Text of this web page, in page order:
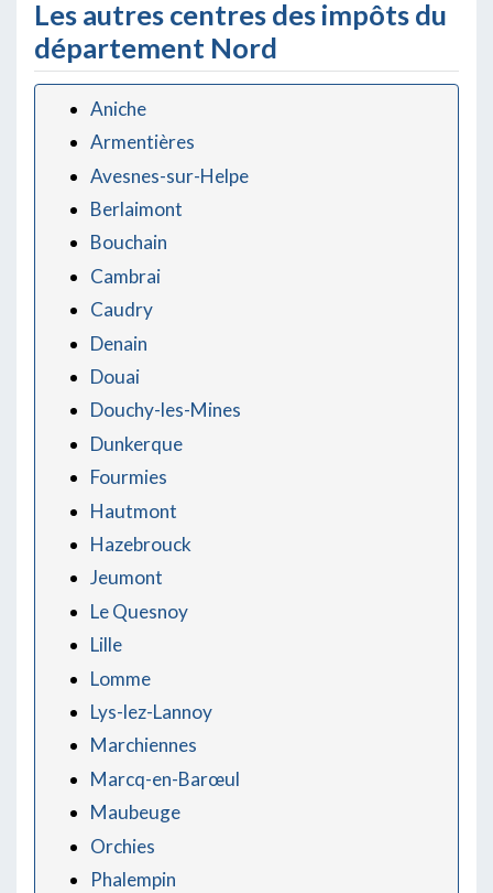
Les autres centres des impôts du
département Nord
Aniche
Armentières
Avesnes-sur-Helpe
Berlaimont
Bouchain
Cambrai
Caudry
Denain
Douai
Douchy-les-Mines
Dunkerque
Fourmies
Hautmont
Hazebrouck
Jeumont
Le Quesnoy
Lille
Lomme
Lys-lez-Lannoy
Marchiennes
Marcq-en-Barœul
Maubeuge
Orchies
Phalempin